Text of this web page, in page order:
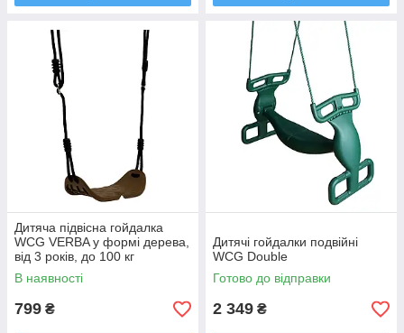
Дитяча підвісна гойдалка
WCG VERBA у формі дерева,
від 3 років, до 100 кг
В наявності
799 ₴
Дитячі гойдалки подвійні
WCG Double
Готово до відправки
2 349 ₴